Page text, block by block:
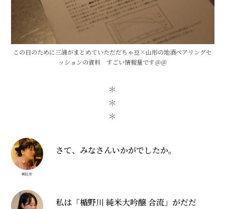
この日のために三浦がまとめていただだちゃ豆×山形の地酒ペアリングセ
ッションの資料 すごい情報量です＠＠
＊
＊
＊
朝比奈
さて、みなさんいかがでしたか。
私は「楯野川 純米大吟醸 合流」がだだ